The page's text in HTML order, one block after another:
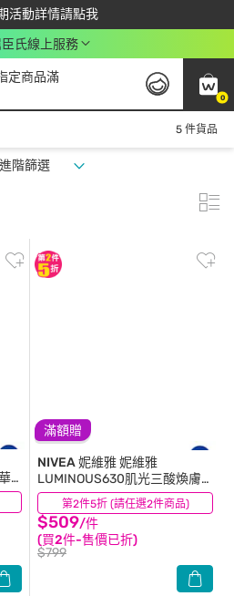
活動詳情請點我
app最高回饋$350
臣氏線上服務
0
定商品滿
5 件貨品
進階篩選
滿額贈
第2件5折 (請任選2件商品)
NIVEA 妮維雅妮維雅
LUMINOUS630肌光三酸煥膚
極粹水120ml
$509/件
(買2件-售價已折)
$799
(6)